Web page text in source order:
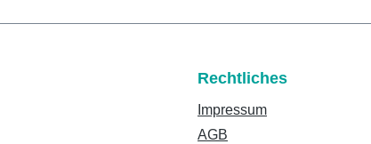
Rechtliches
Impressum
AGB